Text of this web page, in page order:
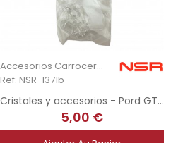
Accesorios Carrocería
Ref: NSR-1371b
Cristales y accesorios - Pord GT40
5,00 €